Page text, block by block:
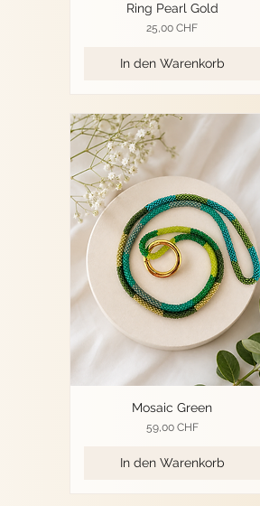
Ring Pearl Gold
Preis
25,00 CHF
In den Warenkorb
Mosaic Green
Preis
59,00 CHF
In den Warenkorb